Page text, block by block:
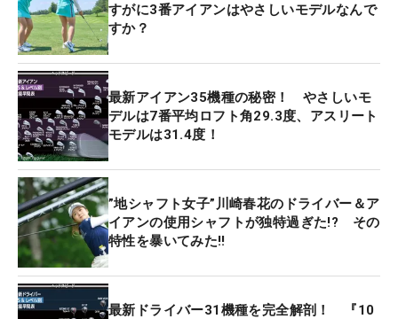
すがに3番アイアンはやさしいモデルなんで
すか？
最新アイアン35機種の秘密！ やさしいモ
デルは7番平均ロフト角29.3度、アスリート
モデルは31.4度！
”地シャフト女子”川崎春花のドライバー＆ア
イアンの使用シャフトが独特過ぎた!? その
特性を暴いてみた‼
最新ドライバー31機種を完全解剖！ 『10